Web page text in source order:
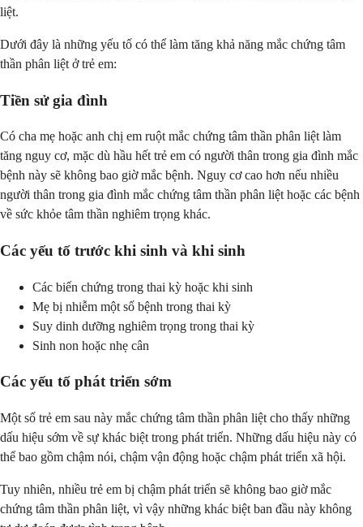
liệt.
Dưới đây là những yếu tố có thể làm tăng khả năng mắc chứng tâm
thần phân liệt ở trẻ em:
Tiền sử gia đình
Có cha mẹ hoặc anh chị em ruột mắc chứng tâm thần phân liệt làm
tăng nguy cơ, mặc dù hầu hết trẻ em có người thân trong gia đình mắc
bệnh này sẽ không bao giờ mắc bệnh. Nguy cơ cao hơn nếu nhiều
người thân trong gia đình mắc chứng tâm thần phân liệt hoặc các bệnh
về sức khỏe tâm thần nghiêm trọng khác.
Các yếu tố trước khi sinh và khi sinh
Các biến chứng trong thai kỳ hoặc khi sinh
Mẹ bị nhiễm một số bệnh trong thai kỳ
Suy dinh dưỡng nghiêm trọng trong thai kỳ
Sinh non hoặc nhẹ cân
Các yếu tố phát triển sớm
Một số trẻ em sau này mắc chứng tâm thần phân liệt cho thấy những
dấu hiệu sớm về sự khác biệt trong phát triển. Những dấu hiệu này có
thể bao gồm chậm nói, chậm vận động hoặc chậm phát triển xã hội.
Tuy nhiên, nhiều trẻ em bị chậm phát triển sẽ không bao giờ mắc
chứng tâm thần phân liệt, vì vậy những khác biệt ban đầu này không